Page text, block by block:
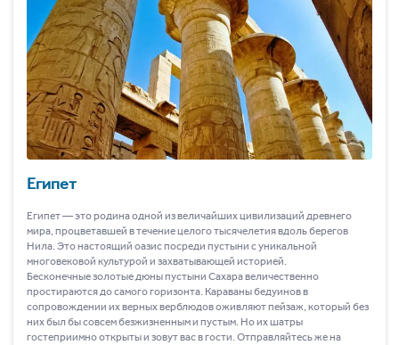
Египет
Египет ― это родина одной из величайших цивилизаций древнего
мира, процветавшей в течение целого тысячелетия вдоль берегов
Нила. Это настоящий оазис посреди пустыни с уникальной
многовековой культурой и захватывающей историей.
Бесконечные золотые дюны пустыни Сахара величественно
простираются до самого горизонта. Караваны бедуинов в
сопровождении их верных верблюдов оживляют пейзаж, который без
них был бы совсем безжизненным и пустым. Но их шатры
гостеприимно открыты и зовут вас в гости. Отправляйтесь же на